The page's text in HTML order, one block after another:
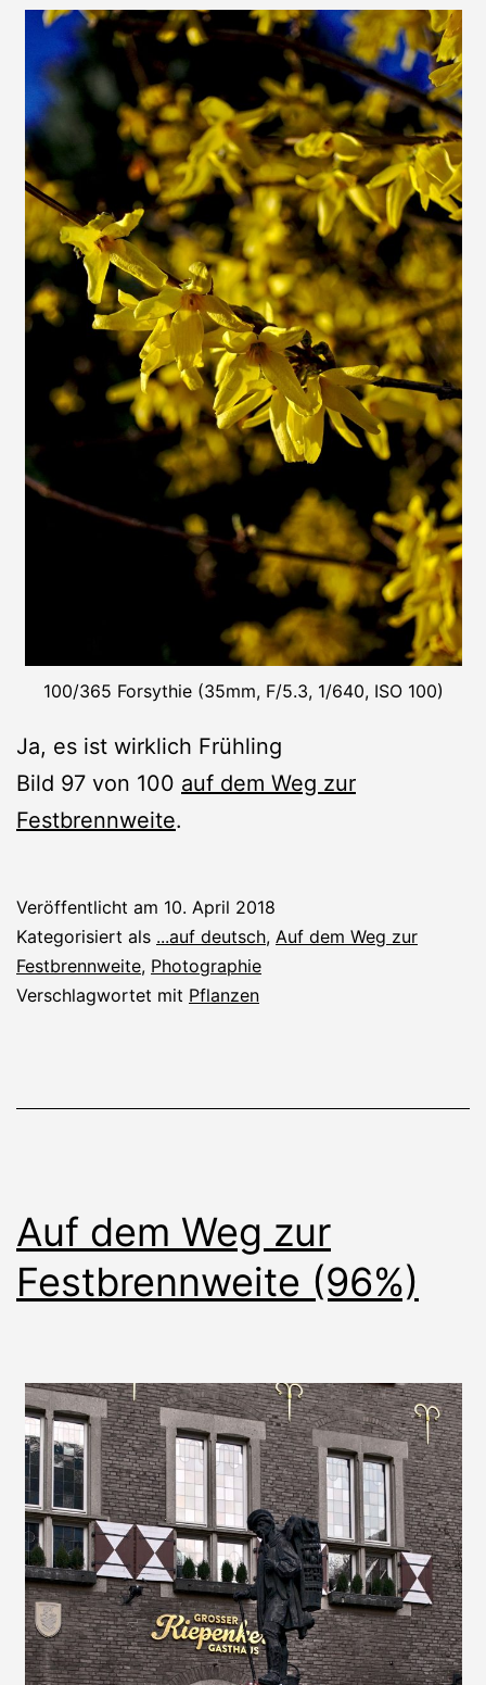
100/365 Forsythie (35mm, F/5.3, 1/640, ISO 100)
Ja, es ist wirklich Frühling
Bild 97 von 100 auf dem Weg zur
Festbrennweite.
Veröffentlicht am 10. April 2018
Kategorisiert als ...auf deutsch, Auf dem Weg zur
Festbrennweite, Photographie
Verschlagwortet mit Pflanzen
Auf dem Weg zur
Festbrennweite (96%)